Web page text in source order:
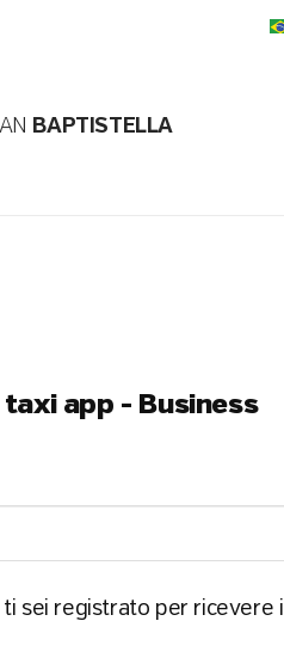
BAPTISTELLA
taxi app - Business
ti sei registrato per ricevere il